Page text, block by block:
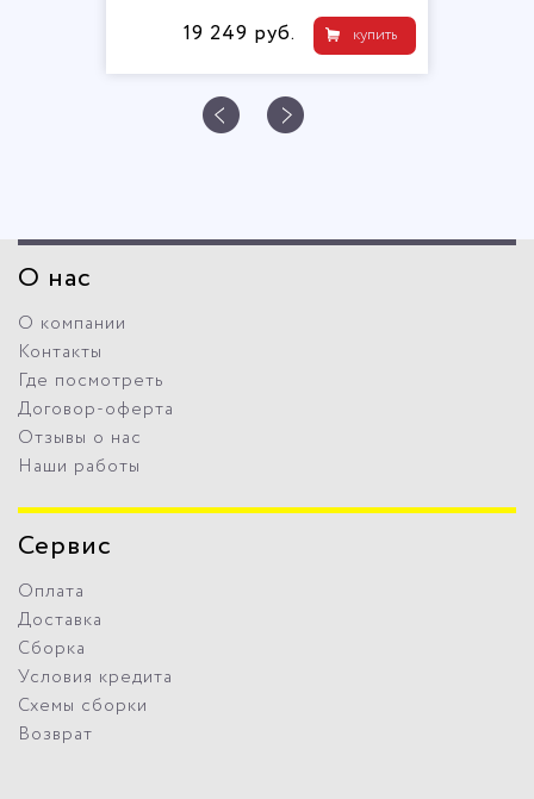
купить
19 249 руб.
О нас
О компании
Контакты
Где посмотреть
Договор-оферта
Отзывы о нас
Наши работы
Сервис
Оплата
Доставка
Сборка
Условия кредита
Схемы сборки
Возврат